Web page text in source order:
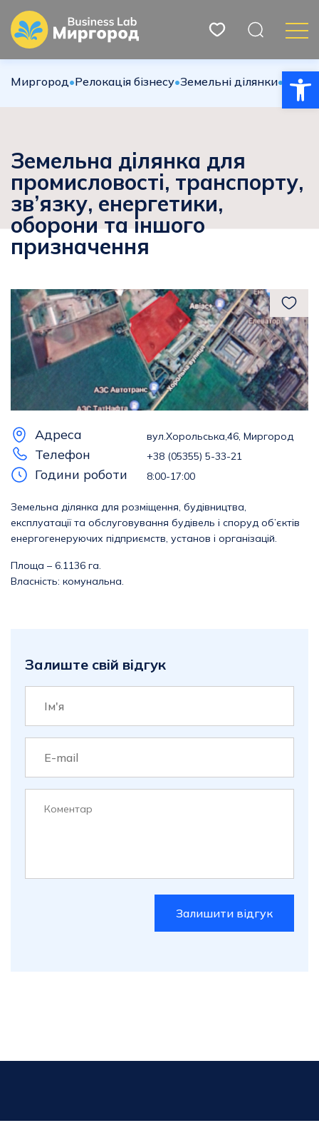
Миргород•Релокація бізнесу•Земельні ділянки•
Земельна ділянка для
промисловості, транспорту,
зв’язку, енергетики,
оборони та іншого
призначення
Адреса вул.Хорольська,46, Миргород
Телефон +38 (05355) 5-33-21
Години роботи 8:00-17:00
Земельна ділянка для розміщення, будівництва,
експлуатації та обслуговування будівель і споруд об’єктів
енергогенеруючих підприємств, установ і організацій.
Площа – 6.1136 га.
Власність: комунальна.
Залиште свій відгук